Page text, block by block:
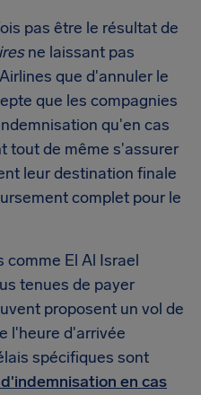
pas être le résultat de
ne laissant pas
que d'annuler le
que les compagnies
qu'en cas
tout de même s'assurer
leur destination finale
complet pour le
comme El Al Israel
tenues de payer
proposent un vol de
l'heure d'arrivée
spécifiques sont
en cas